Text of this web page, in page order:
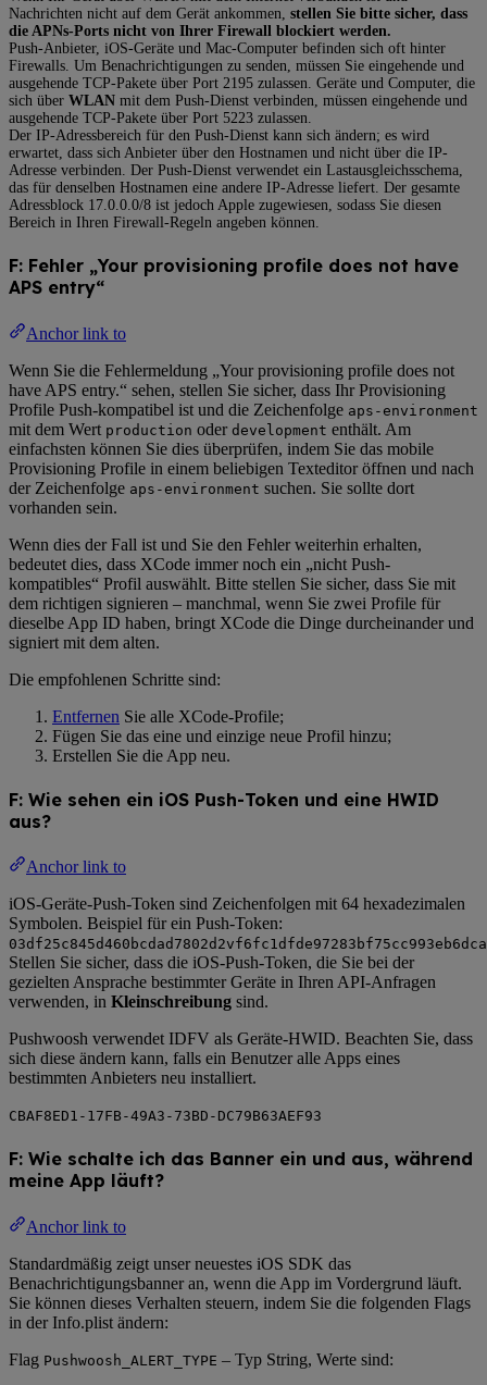
Nachrichten nicht auf dem Gerät ankommen, stellen Sie bitte sicher, dass
die APNs-Ports nicht von Ihrer Firewall blockiert werden.
Push-Anbieter, iOS-Geräte und Mac-Computer befinden sich oft hinter
Firewalls. Um Benachrichtigungen zu senden, müssen Sie eingehende und
ausgehende TCP-Pakete über Port 2195 zulassen. Geräte und Computer, die
sich über WLAN mit dem Push-Dienst verbinden, müssen eingehende und
ausgehende TCP-Pakete über Port 5223 zulassen.
Der IP-Adressbereich für den Push-Dienst kann sich ändern; es wird
erwartet, dass sich Anbieter über den Hostnamen und nicht über die IP-
Adresse verbinden. Der Push-Dienst verwendet ein Lastausgleichsschema,
das für denselben Hostnamen eine andere IP-Adresse liefert. Der gesamte
Adressblock 17.0.0.0/8 ist jedoch Apple zugewiesen, sodass Sie diesen
Bereich in Ihren Firewall-Regeln angeben können.
F: Fehler „Your provisioning profile does not have
APS entry“
Anchor link to
Wenn Sie die Fehlermeldung „Your provisioning profile does not
have APS entry.“ sehen, stellen Sie sicher, dass Ihr Provisioning
Profile Push-kompatibel ist und die Zeichenfolge aps-environment
mit dem Wert production oder development enthält. Am
einfachsten können Sie dies überprüfen, indem Sie das mobile
Provisioning Profile in einem beliebigen Texteditor öffnen und nach
der Zeichenfolge aps-environment suchen. Sie sollte dort
vorhanden sein.
Wenn dies der Fall ist und Sie den Fehler weiterhin erhalten,
bedeutet dies, dass XCode immer noch ein „nicht Push-
kompatibles“ Profil auswählt. Bitte stellen Sie sicher, dass Sie mit
dem richtigen signieren – manchmal, wenn Sie zwei Profile für
dieselbe App ID haben, bringt XCode die Dinge durcheinander und
signiert mit dem alten.
Die empfohlenen Schritte sind:
Entfernen Sie alle XCode-Profile;
Fügen Sie das eine und einzige neue Profil hinzu;
Erstellen Sie die App neu.
F: Wie sehen ein iOS Push-Token und eine HWID
aus?
Anchor link to
iOS-Geräte-Push-Token sind Zeichenfolgen mit 64 hexadezimalen
Symbolen. Beispiel für ein Push-Token:
Stellen Sie sicher, dass die iOS-Push-Token, die Sie bei der
gezielten Ansprache bestimmter Geräte in Ihren API-Anfragen
verwenden, in Kleinschreibung sind.
Pushwoosh verwendet IDFV als Geräte-HWID. Beachten Sie, dass
sich diese ändern kann, falls ein Benutzer alle Apps eines
bestimmten Anbieters neu installiert.
CBAF8ED1-17FB-49A3-73BD-DC79B63AEF93
F: Wie schalte ich das Banner ein und aus, während
meine App läuft?
Anchor link to
Standardmäßig zeigt unser neuestes iOS SDK das
Benachrichtigungsbanner an, wenn die App im Vordergrund läuft.
Sie können dieses Verhalten steuern, indem Sie die folgenden Flags
in der Info.plist ändern:
Flag Pushwoosh_ALERT_TYPE – Typ String, Werte sind: